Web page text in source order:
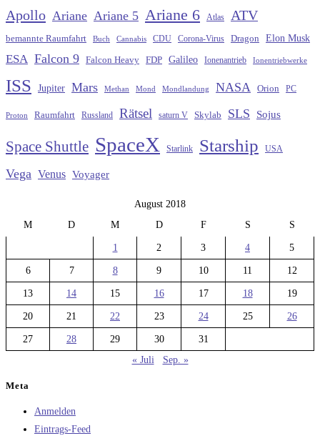
Apollo Ariane Ariane 5 Ariane 6 Atlas ATV
bemannte Raumfahrt Buch Cannabis CDU Corona-Virus Dragon Elon Musk
ESA Falcon 9 Falcon Heavy FDP Galileo Ionenantrieb Ionentriebwerke
ISS Jupiter Mars Methan Mond Mondlandung NASA Orion PC
Proton Raumfahrt Russland Rätsel saturn V Skylab SLS Sojus
Space Shuttle SpaceX Starlink Starship USA
Vega Venus Voyager
August 2018
M
D M D F S S
1 2 3 4 5
6 7 8 9 10 11 12
13 14 15 16 17 18 19
20 21 22 23 24 25 26
27 28 29 30
31
« Juli
Sep. »
Meta
Anmelden
Eintrags-Feed